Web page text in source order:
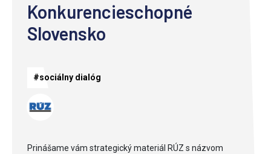
Konkurencieschopné
Slovensko
#sociálny dialóg
Prinášame vám strategický materiál RÚZ s názvom